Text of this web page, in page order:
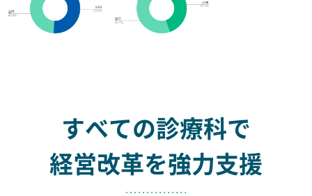
すべての診療科で
経営改革を強力支援